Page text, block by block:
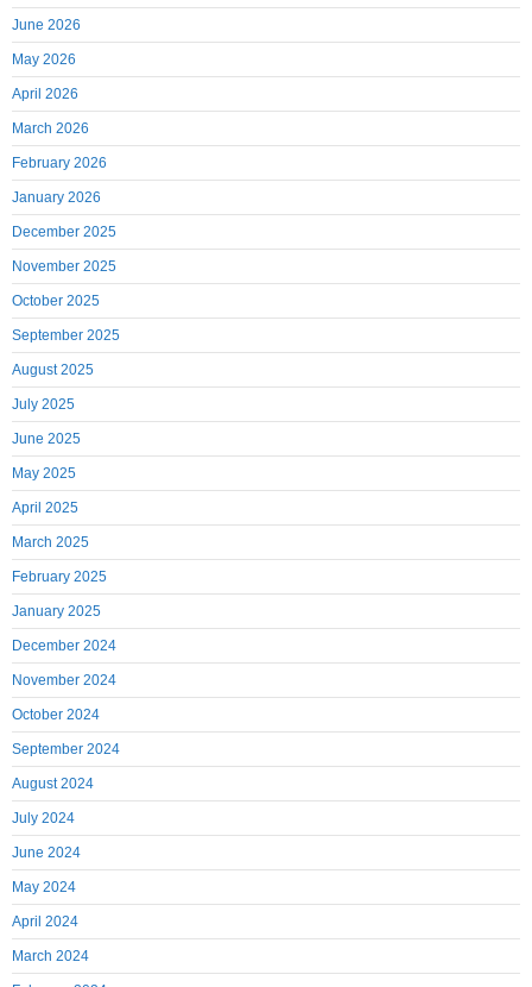
June 2026
May 2026
April 2026
March 2026
February 2026
January 2026
December 2025
November 2025
October 2025
September 2025
August 2025
July 2025
June 2025
May 2025
April 2025
March 2025
February 2025
January 2025
December 2024
November 2024
October 2024
September 2024
August 2024
July 2024
June 2024
May 2024
April 2024
March 2024